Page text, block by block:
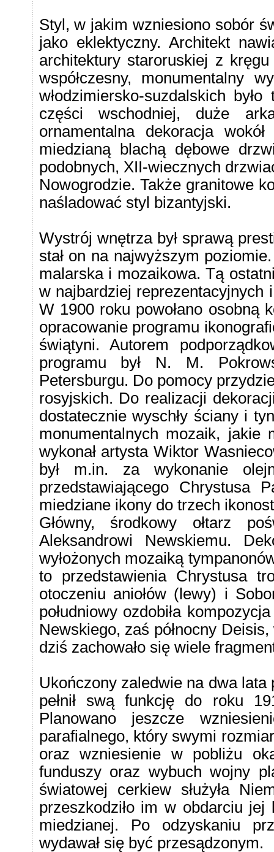
Styl, w jakim wzniesiono sobór
jako eklektyczny. Architekt
architektury staroruskiej z
współczesny, monumentalny
włodzimiersko-suzdalskich
części wschodniej, duże
ornamentalna dekoracja
miedzianą blachą dębowe
podobnych, XII-wiecznych
Nowogrodzie. Także granitowe
naśladować styl bizantyjski.
Wystrój wnętrza był sprawą
stał on na najwyższym
malarska i mozaikowa. Tą
w najbardziej
W 1900 roku powołano osobną
opracowanie programu
świątyni. Autorem
programu był N. M.
Petersburgu. Do pomocy
rosyjskich. Do realizacji
dostatecznie wyschły ściany i
monumentalnych mozaik, jakie
wykonał artysta Wiktor
był m.in. za wykonanie
przedstawiającego Chrystusa
miedziane ikony do trzech
Główny, środkowy ołtarz
Aleksandrowi Newskiemu.
wyłożonych mozaiką
to przedstawienia Chrystusa
otoczeniu aniołów (lewy) i
południowy ozdobiła
Newskiego, zaś północny
dziś zachowało się wiele
Ukończony zaledwie na dwa
pełnił swą funkcję do roku
Planowano jeszcze
parafialnego, który swymi
oraz wzniesienie w pobliżu
funduszy oraz wybuch wojny
światowej cerkiew służyła
przeszkodziło im w obdarciu jej
miedzianej. Po odzyskaniu
wydawał się być przesądzonym.